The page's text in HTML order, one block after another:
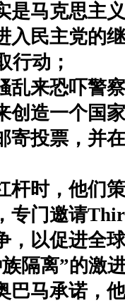
是马克思主
入民主党的
行动；
乱来恐吓警
创造一个国
寄投票，并
杆时，他们
专门邀请
，以促进全
隔离”的激
巴马承诺，